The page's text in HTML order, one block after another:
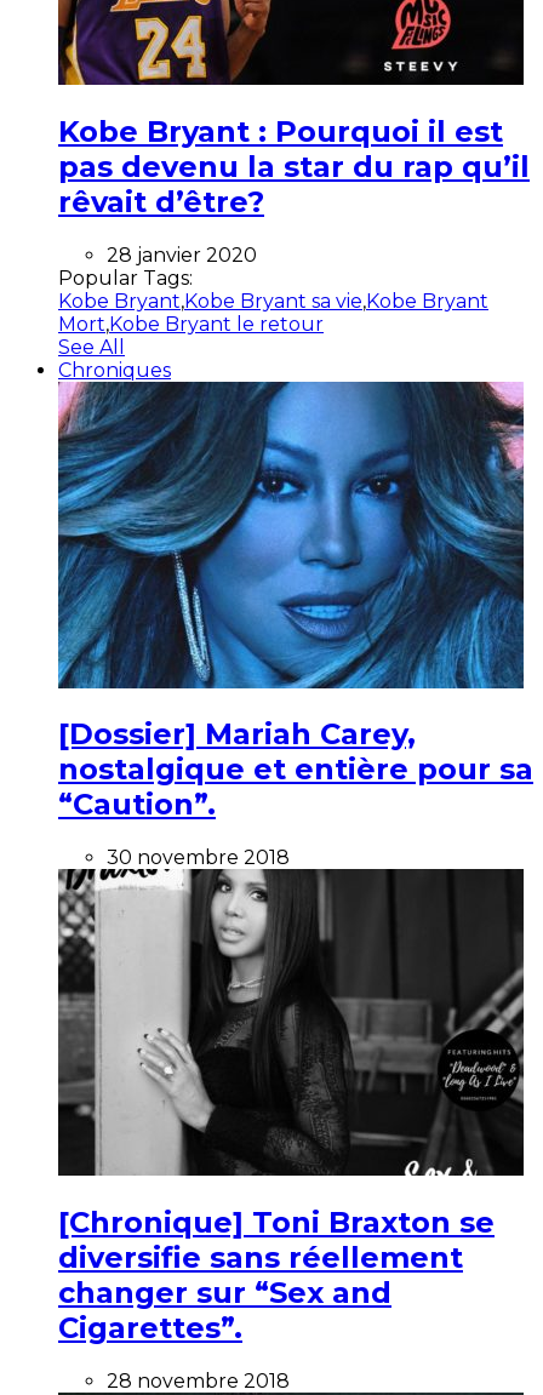
Kobe Bryant : Pourquoi il est
pas devenu la star du rap qu’il
rêvait d’être?
28 janvier 2020
Popular Tags:
Kobe Bryant,Kobe Bryant sa vie,Kobe Bryant
Mort,Kobe Bryant le retour
See All
Chroniques
[Dossier] Mariah Carey,
nostalgique et entière pour sa
“Caution”.
30 novembre 2018
[Chronique] Toni Braxton se
diversifie sans réellement
changer sur “Sex and
Cigarettes”.
28 novembre 2018